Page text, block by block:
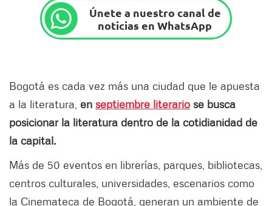
Únete a nuestro canal de
noticias en WhatsApp
Bogotá es cada vez más una ciudad que le apuesta
a la literatura, en septiembre literario se busca
posicionar la literatura dentro de la cotidianidad de
la capital.
Más de 50 eventos en librerías, parques, bibliotecas,
centros culturales, universidades, escenarios como
la Cinemateca de Bogotá, generan un ambiente de